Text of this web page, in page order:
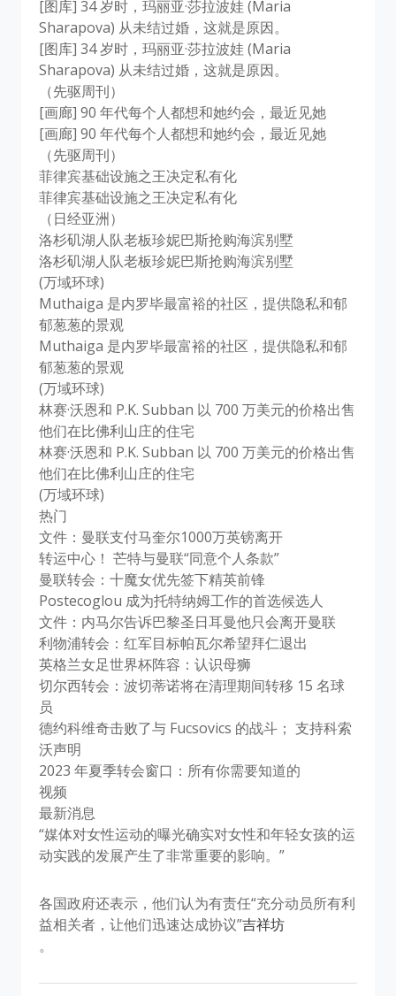
[图库] 34 岁时，玛丽亚·莎拉波娃 (Maria
Sharapova) 从未结过婚，这就是原因。
[图库] 34 岁时，玛丽亚·莎拉波娃 (Maria
Sharapova) 从未结过婚，这就是原因。
（先驱周刊）
[画廊] 90 年代每个人都想和她约会，最近见她
[画廊] 90 年代每个人都想和她约会，最近见她
（先驱周刊）
菲律宾基础设施之王决定私有化
菲律宾基础设施之王决定私有化
（日经亚洲）
洛杉矶湖人队老板珍妮巴斯抢购海滨别墅
洛杉矶湖人队老板珍妮巴斯抢购海滨别墅
(万域环球)
Muthaiga 是内罗毕最富裕的社区，提供隐私和郁
郁葱葱的景观
Muthaiga 是内罗毕最富裕的社区，提供隐私和郁
郁葱葱的景观
(万域环球)
林赛·沃恩和 P.K. Subban 以 700 万美元的价格出售
他们在比佛利山庄的住宅
林赛·沃恩和 P.K. Subban 以 700 万美元的价格出售
他们在比佛利山庄的住宅
(万域环球)
热门
文件：曼联支付马奎尔1000万英镑离开
转运中心！ 芒特与曼联“同意个人条款”
曼联转会：十魔女优先签下精英前锋
Postecoglou 成为托特纳姆工作的首选候选人
文件：内马尔告诉巴黎圣日耳曼他只会离开曼联
利物浦转会：红军目标帕瓦尔希望拜仁退出
英格兰女足世界杯阵容：认识母狮
切尔西转会：波切蒂诺将在清理期间转移 15 名球
员
德约科维奇击败了与 Fucsovics 的战斗； 支持科索
沃声明
2023 年夏季转会窗口：所有你需要知道的
视频
最新消息
“媒体对女性运动的曝光确实对女性和年轻女孩的运
动实践的发展产生了非常重要的影响。”
各国政府还表示，他们认为有责任“充分动员所有利
益相关者，让他们迅速达成协议”吉祥坊
。